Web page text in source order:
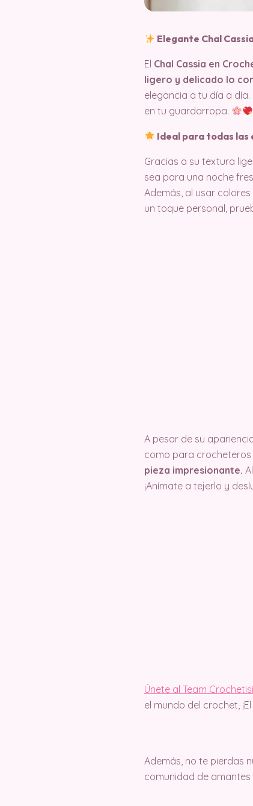
Elegante Chal
El Chal Cassia en
ligero y delicado lo
elegancia a tu día a
en tu guardarropa.
Ideal para todas las
Gracias a su textura
sea para una noche
Además, al usar
un toque personal,
A pesar de su
como para crocheteros
pieza impresionante.
¡Anímate a tejerlo y
Únete al Team
el mundo del crochet,
Además, no te pierdas
comunidad de